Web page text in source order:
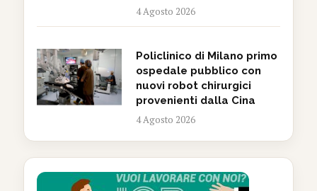
4 Agosto 2026
Policlinico di Milano primo
ospedale pubblico con
nuovi robot chirurgici
provenienti dalla Cina
4 Agosto 2026